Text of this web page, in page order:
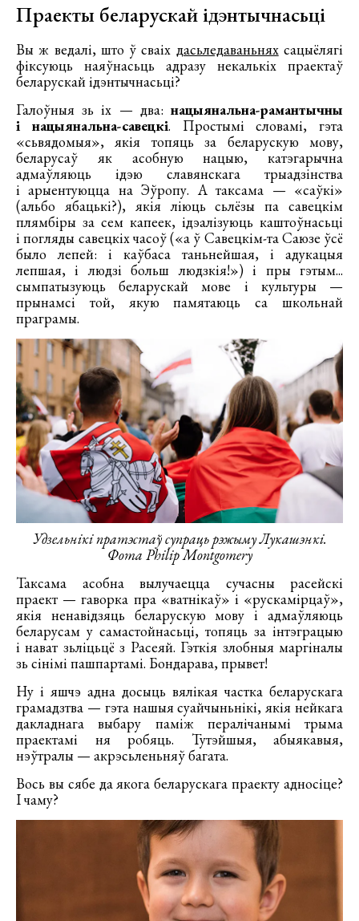
Праекты беларускай ідэнтычнасьці
Вы ж ведалі, што ў сваіх дасьледаваньняхсацыёлягі
фіксуюць наяўнасьць адразу некалькіх праектаў
беларускай ідэнтычнасьці?
Галоўныя зь іх — два: нацыянальна-рамантычны
і нацыянальна-савецкі. Простымі словамі, гэта
«сьвядомыя», якія топяць за беларускую мову,
беларусаў як асобную нацыю, катэгарычна
адмаўляюць ідэю славянскага трыадзінства
і арыентуюцца на Эўропу. А таксама — «саўкі»
(альбо ябацькі?), якія ліюць сьлёзы па савецкім
плямбіры за сем капеек, ідэалізуюць каштоўнасьці
і погляды савецкіх часоў («а ў Савецкім-та Саюзе ўсё
было лепей: і каўбаса таньнейшая, і адукацыя
лепшая, і людзі больш людзкія!») і пры гэтым...
сымпатызуюць беларускай мове і культуры —
прынамсі той, якую памятаюць са школьнай
праграмы.
Удзельнікі пратэстаў супраць рэжыму Лукашэнкі.
Фота Philip Montgomery
Таксама асобна вылучаецца сучасны расейскі
праект — гаворка пра «ватнікаў» і «рускамірцаў»,
якія ненавідзяць беларускую мову і адмаўляюць
беларусам у самастойнасьці, топяць за інтэграцыю
і нават зьліцьцё з Расеяй. Гэткія злобныя маргіналы
зь сінімі пашпартамі. Бондарава, прывет!
Ну і яшчэ адна досыць вялікая частка беларускага
грамадзтва — гэта нашыя суайчыньнікі, якія нейкага
дакладнага выбару паміж пералічанымі трыма
праектамі ня робяць. Тутэйшыя, абыякавыя,
нэўтралы — акрэсьленьняў багата.
Вось вы сябе да якога беларускага праекту адносіце?
І чаму?